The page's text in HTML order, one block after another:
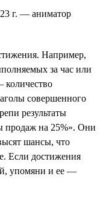
г. — аниматор
Например,
за час или
количество
совершенного
результаты
продаж на 25%». Они
шансы, что
Если достижения
упомяни и ее —